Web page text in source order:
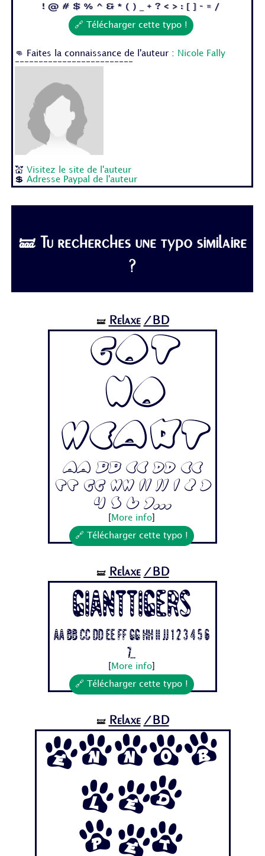
! @ # $ % ^ & * ( ) _ + ? < > : [ ] - = /
🔗 Télécharger cette typo !
👊 Faites la connaissance de l'auteur :
Nicole Fally
-------------------------
💒Visitez le site de l'auteur
💲Adresse Paypal de l'auteur
🝛 Tu recherches une typo similaire
?
🝛 Relaxe /BD
Got
No
Heart
Aa Bb Cc Dd Ee
Ff Gg Hh Ii Jj 1 2 3
4 5 6 7...
More info]
🔗 Télécharger cette typo !
🝛 Relaxe /BD
Gianttigers
Aa Bb Cc Dd Ee Ff Gg Hh Ii Jj 1 2 3 4 5 6
7...
More info]
🔗 Télécharger cette typo !
🝛 Relaxe /BD
Ennob
led
Pet